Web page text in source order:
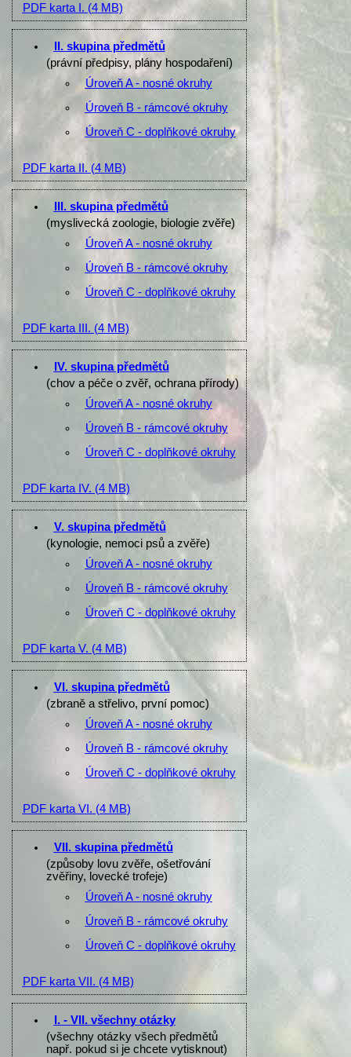
PDF karta I. (4 MB)
II. skupina předmětů
(právní předpisy, plány hospodaření)
Úroveň A - nosné okruhy
Úroveň B - rámcové okruhy
Úroveň C - doplňkové okruhy
PDF karta II. (4 MB)
III. skupina předmětů
(myslivecká zoologie, biologie zvěře)
Úroveň A - nosné okruhy
Úroveň B - rámcové okruhy
Úroveň C - doplňkové okruhy
PDF karta III. (4 MB)
IV. skupina předmětů
(chov a péče o zvěř, ochrana přírody)
Úroveň A - nosné okruhy
Úroveň B - rámcové okruhy
Úroveň C - doplňkové okruhy
PDF karta IV. (4 MB)
V. skupina předmětů
(kynologie, nemoci psů a zvěře)
Úroveň A - nosné okruhy
Úroveň B - rámcové okruhy
Úroveň C - doplňkové okruhy
PDF karta V. (4 MB)
VI. skupina předmětů
(zbraně a střelivo, první pomoc)
Úroveň A - nosné okruhy
Úroveň B - rámcové okruhy
Úroveň C - doplňkové okruhy
PDF karta VI. (4 MB)
VII. skupina předmětů
(způsoby lovu zvěře, ošetřování
zvěřiny, lovecké trofeje)
Úroveň A - nosné okruhy
Úroveň B - rámcové okruhy
Úroveň C - doplňkové okruhy
PDF karta VII. (4 MB)
I. - VII. všechny otázky
(všechny otázky všech předmětů
např. pokud si je chcete vytisknout)